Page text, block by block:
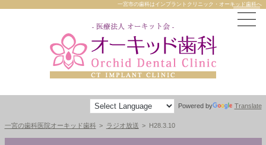
一宮市の歯科はインプラントクリニック・オーキッド歯科へ
Powered by Translate
一宮の歯科医院オーキッド歯科 ラジオ放送 H28.3.10